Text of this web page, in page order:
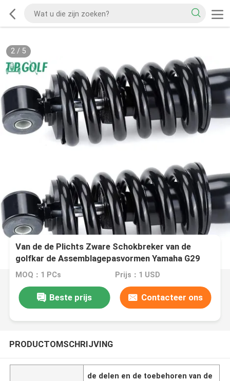
2/ 5
Van de de Plichts Zware Schokbreker van de
golfkar de Assemblagepasvormen Yamaha G29
JR6-F2210-00
MOQ：1 PCs Prijs：1 USD
Beste prijs Contacteer ons
PRODUCTOMSCHRIJVING
de delen en de toebehoren van de